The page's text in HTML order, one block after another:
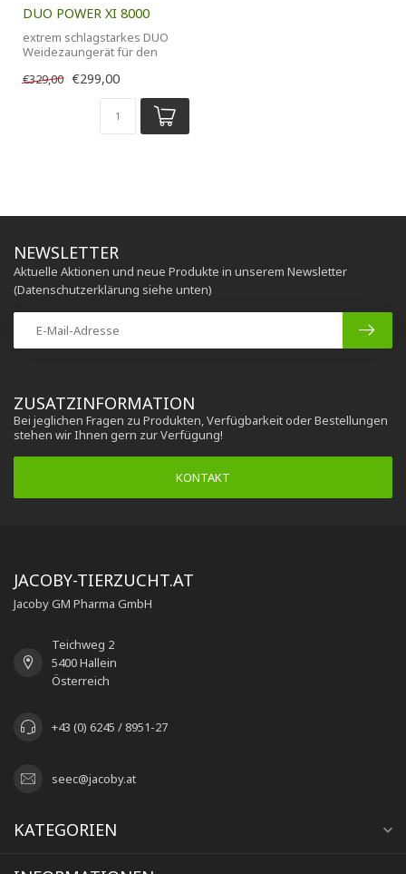
DUO POWER XI 8000
extrem schlagstarkes DUO
Weidezaungerät für den
oder sta...
€329,00 €299,00
ZUSATZINFORMATION
Bei jeglichen Fragen zu Produkten, Verfügbarkeit oder Bestellungen
stehen wir Ihnen gern zur Verfügung!
KONTAKT
NEWSLETTER
Aktuelle Aktionen und neue Produkte in unserem Newsletter
(Datenschutzerklärung siehe unten)
JACOBY-TIERZUCHT.AT
Jacoby GM Pharma GmbH
Teichweg 2
5400 Hallein
Österreich
+43 (0) 6245 / 8951-27
seec@jacoby.at
KATEGORIEN